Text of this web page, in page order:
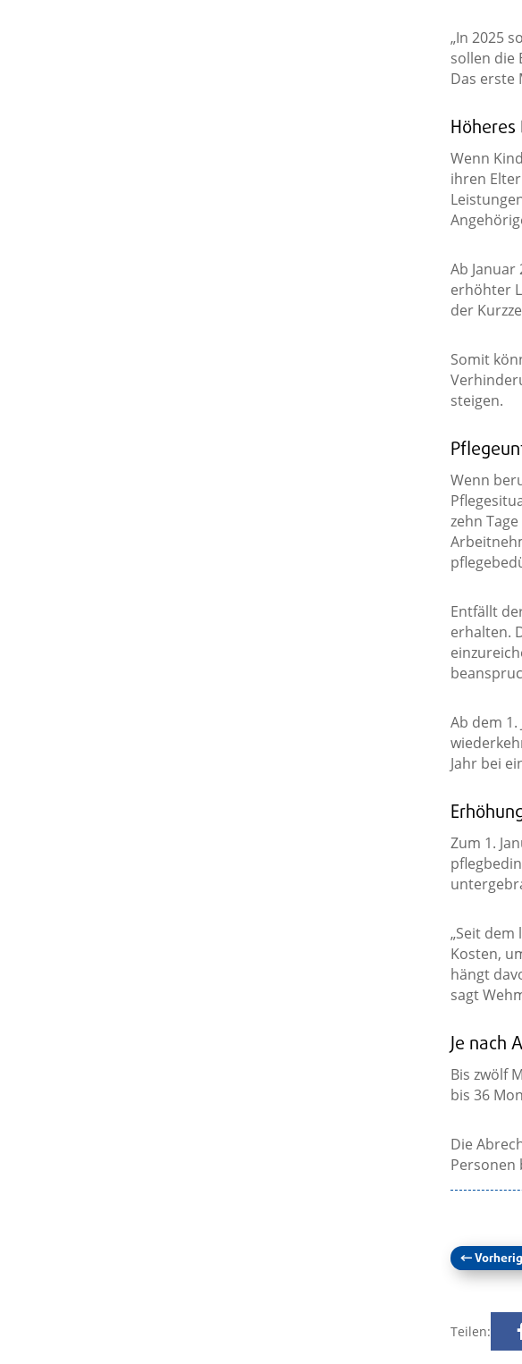
„In 2025
sollen die
Das erste
Wenn
ihren
Ab
erhöhter
der
Somit
steigen.
Wenn
zehn
Entfällt
erhalten.
Ab dem
Jahr bei
Zum 1.
„Seit dem
Kosten,
hängt
sagt
Je nach
Bis zwölf
bis 36
Die
Personen
←
Teilen: